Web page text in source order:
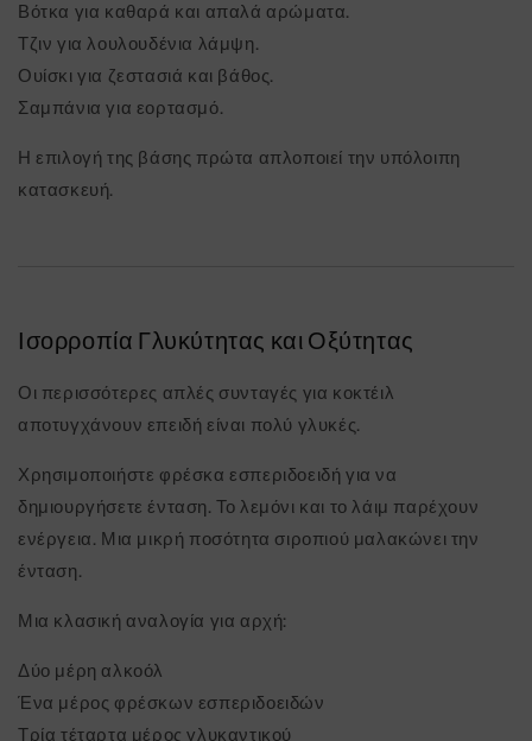
Βότκα για καθαρά και απαλά αρώματα.
Τζιν για λουλουδένια λάμψη.
Ουίσκι για ζεστασιά και βάθος.
Σαμπάνια για εορτασμό.
Η επιλογή της βάσης πρώτα απλοποιεί την υπόλοιπη
κατασκευή.
Ισορροπία Γλυκύτητας και Οξύτητας
Οι περισσότερες απλές συνταγές για κοκτέιλ
αποτυγχάνουν επειδή είναι πολύ γλυκές.
Χρησιμοποιήστε φρέσκα εσπεριδοειδή για να
δημιουργήσετε ένταση. Το λεμόνι και το λάιμ παρέχουν
ενέργεια. Μια μικρή ποσότητα σιροπιού μαλακώνει την
ένταση.
Μια κλασική αναλογία για αρχή:
Δύο μέρη αλκοόλ
Ένα μέρος φρέσκων εσπεριδοειδών
Τρία τέταρτα μέρος γλυκαντικού